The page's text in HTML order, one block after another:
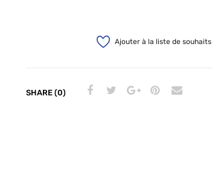
Ajouter à la liste de souhaits
SHARE (0)